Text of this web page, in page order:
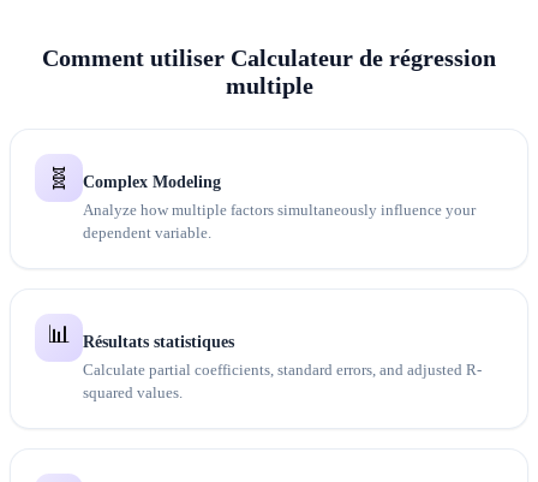
Comment utiliser Calculateur de régression
multiple
🧬
Complex Modeling
Analyze how multiple factors simultaneously influence your
dependent variable.
📊
Résultats statistiques
Calculate partial coefficients, standard errors, and adjusted R-
squared values.